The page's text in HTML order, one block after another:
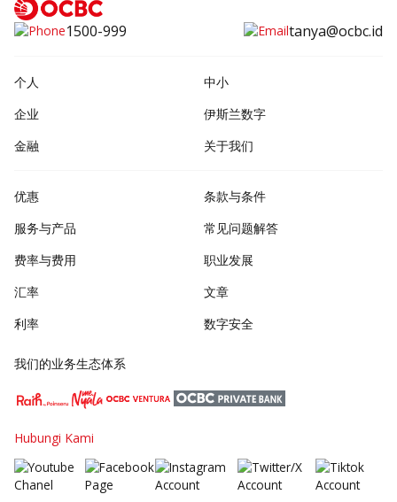
1500-999 tanya@ocbc.id
个人
中小
企业
伊斯兰数字
金融
关于我们
优惠
服务与产品
费率与费用
汇率
利率
条款与条件
常见问题解答
职业发展
文章
数字安全
我们的业务生态体系
Hubungi Kami